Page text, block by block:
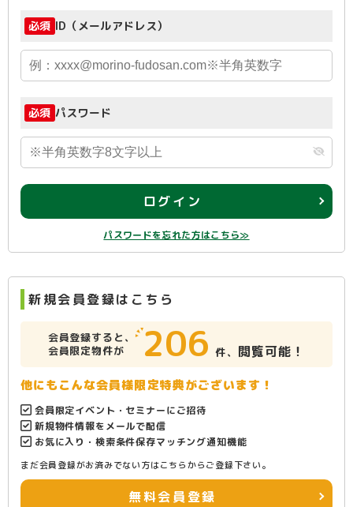
必須 ID（メールアドレス）
必須 パスワード
ログイン
パスワードを忘れた方はこちら≫
新規会員登録はこちら
会員登録すると、
会員限定物件が
206 件、 閲覧可能！
他にもこんな会員様限定特典がございます！
会員限定イベント・セミナーにご招待
新規物件情報をメールで配信
お気に入り・検索条件保存マッチング通知機能
まだ会員登録がお済みでない方はこちらからご登録下さい。
無料会員登録